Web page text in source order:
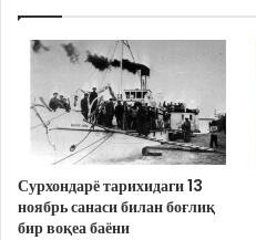
Сурхондарё тарихидаги 13
ноябрь санаси билан боғлиқ
бир воқеа баёни